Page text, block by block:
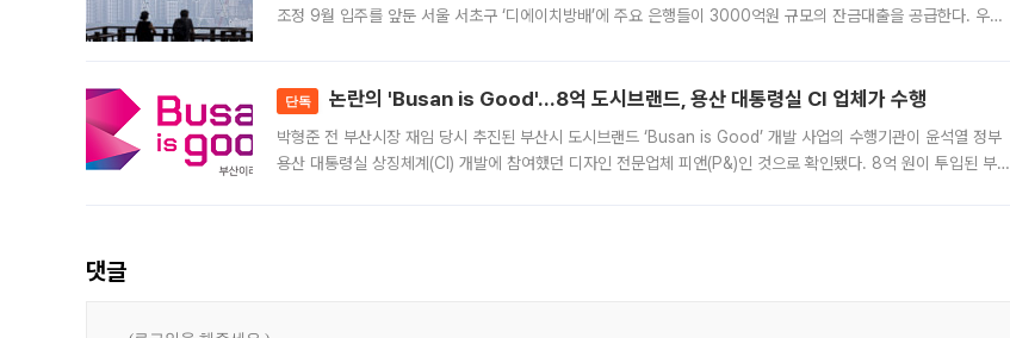
조정 9월 입주를 앞둔 서울 서초구 ‘디에이치방배’에 주요 은행들이 3000억원 규모의 잔금대출을 공급한다. 우리
단독 논란의 'Busan is Good'…8억 도시브랜드, 용산 대통령실 CI 업체가 수행
박형준 전 부산시장 재임 당시 추진된 부산시 도시브랜드 ‘Busan is Good’ 개발 사업의 수행기관이 윤석열 정부
용산 대통령실 상징체계(CI) 개발에 참여했던 디자인 전문업체 피앤(P&)인 것으로 확인됐다. 8억 원이 투입된 부산
댓글